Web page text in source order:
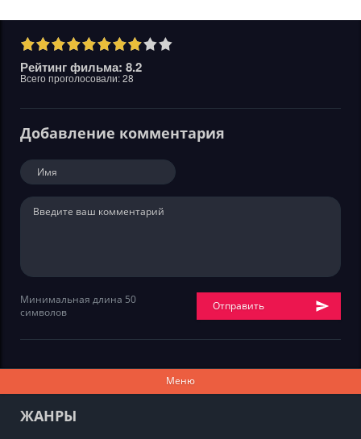
Рейтинг фильма: 8.2
Всего проголосовали:28
Добавление комментария
Минимальная длина 50
символов
Отправить
Меню
ЖАНРЫ